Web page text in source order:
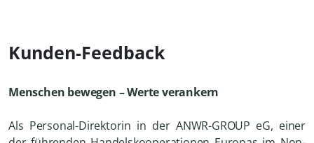
Kunden-Feedback
Menschen bewegen – Werte verankern
Als Personal-Direktorin in der ANWR-GROUP eG, einer